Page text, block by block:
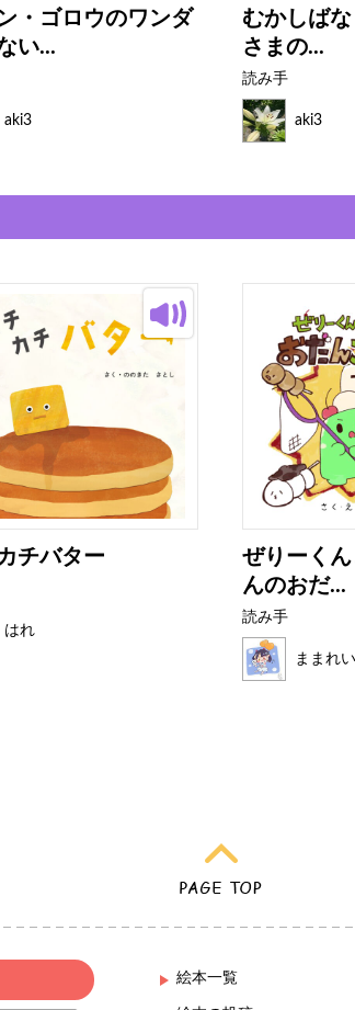
・ゴロウのワンダ
い...
aki3
むかしば
さまの...
読み手
aki3
チバター
はれ
ぜりーく
んのおだ...
読み手
ままれ
絵本一覧